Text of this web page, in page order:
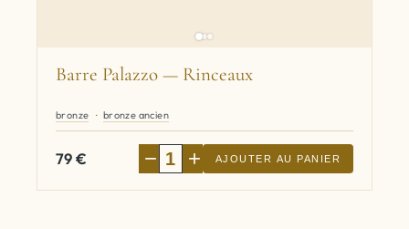
Barre Palazzo — Rinceaux
bronze bronze ancien
79€ − + AJOUTER AU PANIER